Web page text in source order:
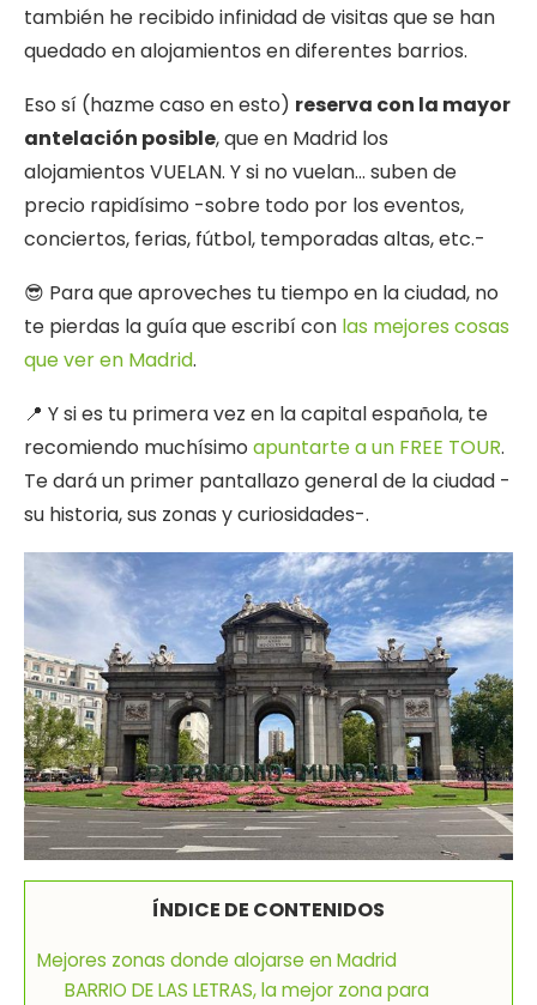
también he recibido infinidad de visitas que se han
quedado en alojamientos en diferentes barrios.
Eso sí (hazme caso en esto) reserva con la mayor
antelación posible, que en Madrid los
alojamientos VUELAN. Y si no vuelan… suben de
precio rapidísimo -sobre todo por los eventos,
conciertos, ferias, fútbol, temporadas altas, etc.-
😎 Para que aproveches tu tiempo en la ciudad, no
te pierdas la guía que escribí con las mejores cosas
que ver en Madrid.
📍 Y si es tu primera vez en la capital española, te
recomiendo muchísimo apuntarte a un FREE TOUR.
Te dará un primer pantallazo general de la ciudad -
su historia, sus zonas y curiosidades-.
ÍNDICE DE CONTENIDOS
Mejores zonas donde alojarse en Madrid
BARRIO DE LAS LETRAS, la mejor zona para